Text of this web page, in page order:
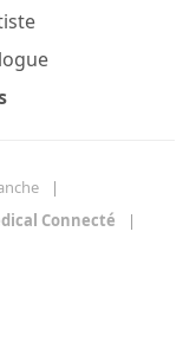
Connecté